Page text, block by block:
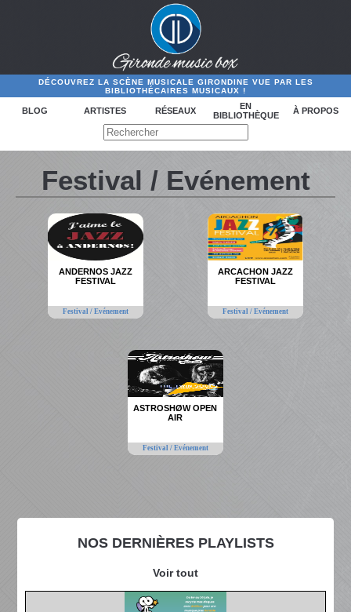
DÉCOUVREZ LA SCÈNE MUSICALE GIRONDINE VUE PAR LES
BIBLIOTHÉCAIRES MUSICAUX !
BLOG ARTISTES RÉSEAUX
EN
BIBLIOTHÈQUE
À PROPOS
NOS DERNIÈRES PLAYLISTS
Voir tout
Festival / Evénement
ANDERNOS JAZZ
FESTIVAL
Festival / Evénement
ARCACHON JAZZ
FESTIVAL
Festival / Evénement
ASTROSHØW OPEN
AIR
Festival / Evénement